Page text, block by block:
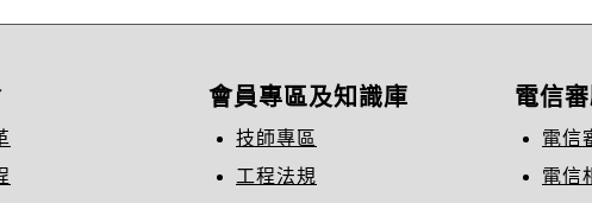
會員專區及知識庫
技師專區
工程法規
電信
電信
電信